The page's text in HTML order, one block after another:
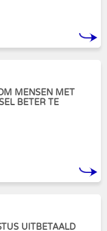
MENSEN MET
BETER TE
UITBETAALD